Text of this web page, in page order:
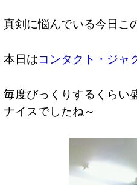
真剣に悩んでいる今日こ
本日はコンタクト・ジャ
毎度びっくりするくらい
ナイスでしたね～